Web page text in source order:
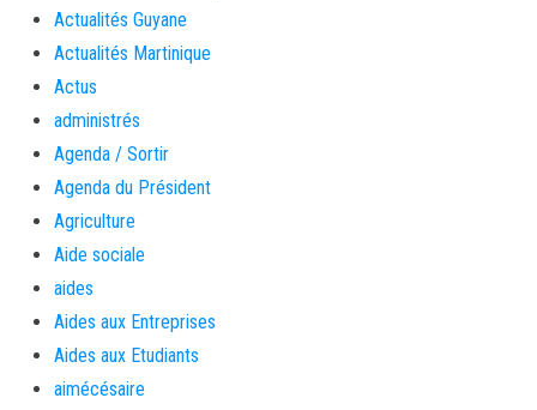
Actualités Guyane
Actualités Martinique
Actus
administrés
Agenda / Sortir
Agenda du Président
Agriculture
Aide sociale
aides
Aides aux Entreprises
Aides aux Etudiants
aimécésaire